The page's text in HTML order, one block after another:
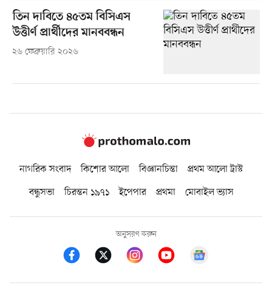
তিন দাবিতে ৪৫তম বিসিএস
উত্তীর্ণ প্রার্থীদের মানববন্ধন
২৬ ফেব্রুয়ারি ২০২৬
নাগরিক সংবাদ কিশোর আলো বিজ্ঞানচিন্তা
প্রথম আলো ট্রাস্ট
বন্ধুসভা
চিরন্তন ১৯৭১ ইপেপার প্রথমা মোবাইল ভ্যাস
অনুসরণ করুন